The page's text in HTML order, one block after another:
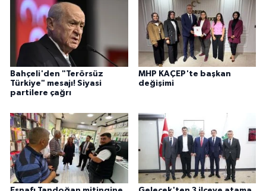
Bahçeli'den "Terörsüz
Türkiye" mesajı! Siyasi
partilere çağrı
MHP KAÇEP'te başkan
değişimi